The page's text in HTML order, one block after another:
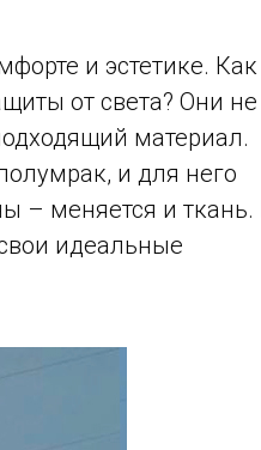
и эстетике. Как
от света? Они не
материал.
и для него
– меняется и ткань.
идеальные